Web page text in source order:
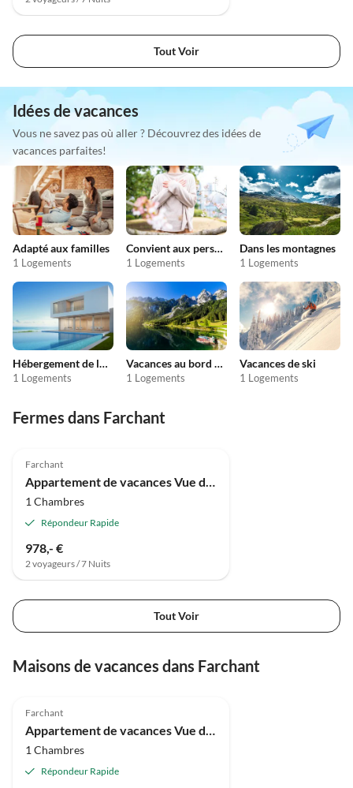
Tout Voir
Idées de vacances
Vous ne savez pas où aller ? Découvrez des idées de
vacances parfaites!
Adapté aux familles
1 Logements
Convient aux personnes allergiques
1 Logements
Dans les montagnes
1 Logements
Hébergement de luxe
1 Logements
Vacances au bord du lac
1 Logements
Vacances de ski
1 Logements
Fermes dans Farchant
Farchant
Appartement de vacances Vue du sommet
1 Chambres
Répondeur Rapide
978,- €
2 voyageurs / 7 Nuits
Tout Voir
Maisons de vacances dans Farchant
Farchant
Appartement de vacances Vue du sommet
1 Chambres
Répondeur Rapide